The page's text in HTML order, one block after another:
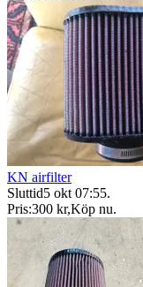
KN airfilter
Sluttid5 okt 07:55.
Pris:300 kr,Köp nu.